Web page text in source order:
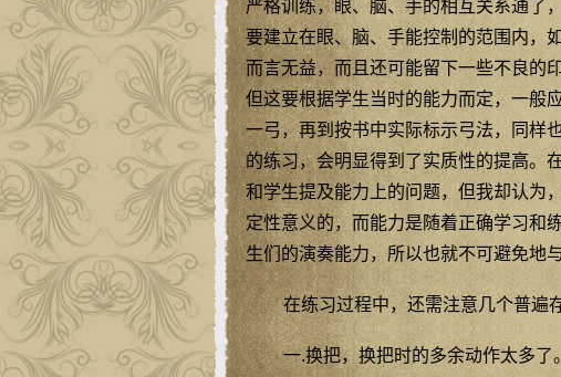
严格训练，眼、脑、手的相互关系通了
要建立在眼、脑、手能控制的范围内，
而言无益，而且还可能留下一些不良的
但这要根据学生当时的能力而定，一般
一弓，再到按书中实际标示弓法，同样
的练习，会明显得到了实质性的提高。
和学生提及能力上的问题，但我却认为
定性意义的，而能力是随着正确学习和
生们的演奏能力，所以也就不可避免地
在练习过程中，还需注意几个普遍
一.换把，换把时的多余动作太多